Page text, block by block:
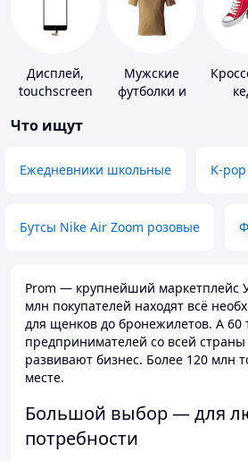
Дисплей,
touchscreen
телефонов
Мужские
футболки и
Что ищут
Ежедневники школьные K-
Бутсы Nike Air Zoom розовые
Prom — крупнейший маркетплейс
млн покупателей находят всё
для щенков до бронежилетов. А 60
предпринимателей со всей
развивают бизнес. Более 120 млн
месте.
Большой выбор — для
потребности